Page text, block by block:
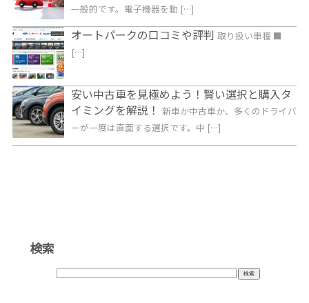
一般的です。電子機器を動 […]
オートパークの口コミや評判 取り扱い車種 ■
[…]
安い中古車を見極めよう！賢い選択と購入タ
イミングを解説！ 新車か中古車か、多くのドライバ
ーが一度は直面する選択です。中 […]
検索